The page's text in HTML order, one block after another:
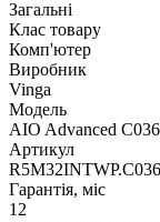
Загальні
Клас товару
Комп'ютер
Виробник
Vinga
Модель
AIO Advanced
Артикул
Гарантія, міс
12